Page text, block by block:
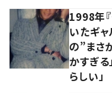
1998年
いたギ
の”まさ
かすぎる
らしい」